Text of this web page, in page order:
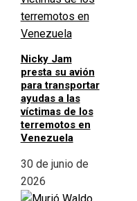
Nicky Jam
presta su avión
para transportar
ayudas a las
víctimas de los
terremotos en
Venezuela
30 de junio de
2026